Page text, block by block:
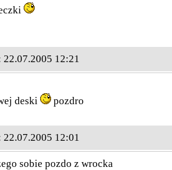
22.07.2005 12:21
deski
pozdro
22.07.2005 12:01
sobie pozdo z wrocka